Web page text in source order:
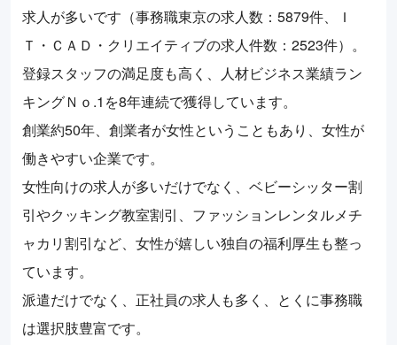
求人が多いです（事務職東京の求人数：5879件、Ｉ
Ｔ・ＣＡＤ・クリエイティブの求人件数：2523件）。
登録スタッフの満足度も高く、人材ビジネス業績ラン
キングＮｏ.1を8年連続で獲得しています。
創業約50年、創業者が女性ということもあり、女性が
働きやすい企業です。
女性向けの求人が多いだけでなく、ベビーシッター割
引やクッキング教室割引、ファッションレンタルメチ
ャカリ割引など、女性が嬉しい独自の福利厚生も整っ
ています。
派遣だけでなく、正社員の求人も多く、とくに事務職
は選択肢豊富です。